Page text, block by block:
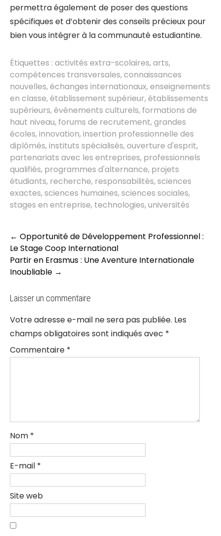
permettra également de poser des questions
spécifiques et d’obtenir des conseils précieux pour
bien vous intégrer à la communauté estudiantine.
Étiquettes : activités extra-scolaires,arts,
compétences transversales,connaissances
nouvelles,échanges internationaux,enseignements
en classe,établissement supérieur,établissements
supérieurs,événements culturels, formations de
haut niveau, forums de recrutement,grandes
écoles,innovation,insertion professionnelle des
diplômés,instituts spécialisés,ouverture d'esprit,
partenariats avec les entreprises, professionnels
qualifiés, programmes d'alternance, projets
étudiants, recherche, responsabilités,sciences
exactes,sciences humaines,sciences sociales,
stages en entreprise, technologies,universités
Post
navigation
← Opportunité de Développement Professionnel :
Le Stage Coop International
Partir en Erasmus : Une Aventure Internationale
Inoubliable →
Laisser un commentaire
Votre adresse e-mail ne sera pas publiée. Les
champs obligatoires sont indiqués avec *
Commentaire *
Nom *
E-mail *
Site web